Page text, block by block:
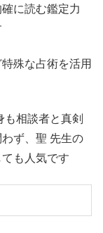
に読む鑑定力
殊な占術を活用
相談者と真剣
ず、聖 先生の
も人気です